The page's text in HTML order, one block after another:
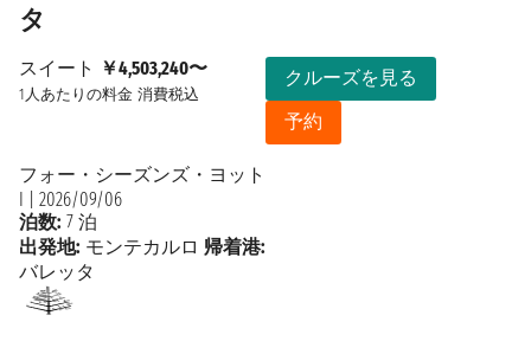
タ
スイート ￥4,503,240〜
1人あたりの料金 消費税込
クルーズを見る
予約
フォー・シーズンズ・ヨット
I
2026/09/06
泊数: 7 泊
出発地: モンテカルロ 帰着港:
バレッタ